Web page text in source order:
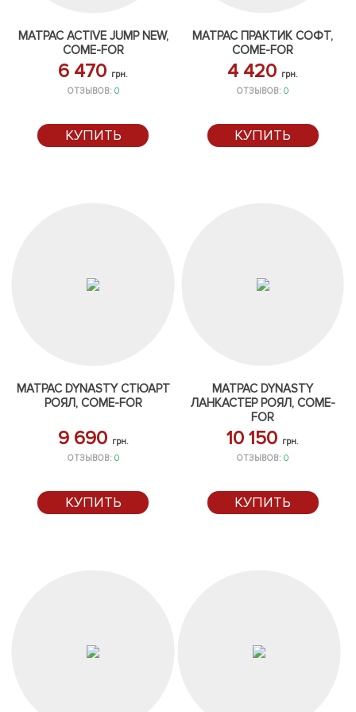
МАТРАС ACTIVE JUMP NEW,
COME-FOR
6 470 грн.
ОТЗЫВОВ: 0
КУПИТЬ
МАТРАС ПРАКТИК СОФТ,
COME-FOR
4 420 грн.
ОТЗЫВОВ:0
КУПИТЬ
МАТРАС DYNASTY СТЮАРТ
РОЯЛ, COME-FOR
9 690 грн.
ОТЗЫВОВ: 0
КУПИТЬ
МАТРАС DYNASTY
ЛАНКАСТЕР РОЯЛ, COME-
FOR
10 150 грн.
ОТЗЫВОВ:0
КУПИТЬ